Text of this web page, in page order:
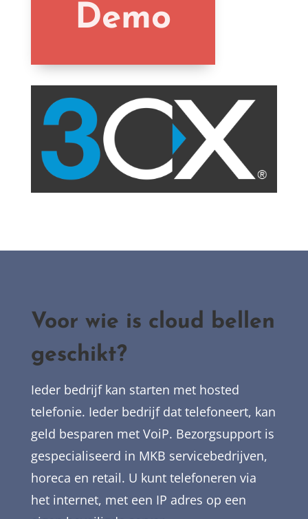
Demo
Voor wie is cloud bellen
geschikt?
Ieder bedrijf kan starten met hosted
telefonie. Ieder bedrijf dat telefoneert, kan
geld besparen met VoiP. Bezorgsupport is
gespecialiseerd in MKB servicebedrijven,
horeca en retail. U kunt telefoneren via
het internet, met een IP adres op een